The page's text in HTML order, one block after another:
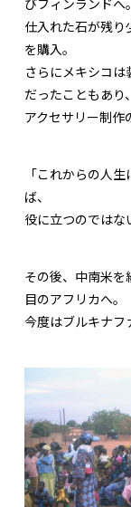
びフィンランドへ。
仕入れた石が残り
を購入。
さらにメキシコ
だったこともあり、
アクセサリー制作
「これからの人
ば、
役に立つのではな
その後、中南米
目のアフリカへ。
今度はブルキナフ